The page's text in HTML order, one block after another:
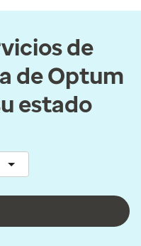
de
de Optum
estado